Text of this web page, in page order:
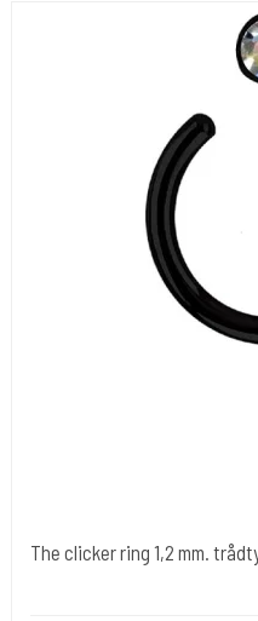
The clicker ring 1,2 mm.